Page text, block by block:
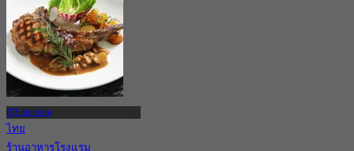
4.6
16.8K การจอง
จาก฿ 998
BTS ทองหล่อ
ไทย